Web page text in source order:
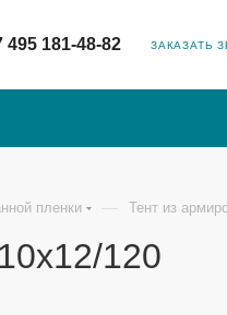
495 181-48-82 ЗАКАЗАТЬ
пленки — Тент из
120